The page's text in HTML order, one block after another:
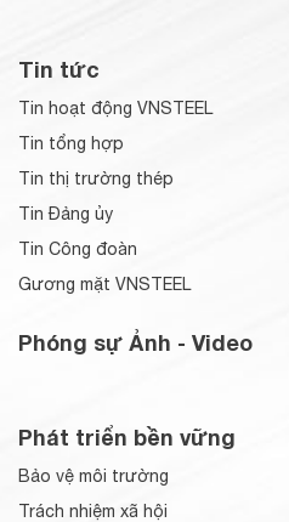
Tin tức
Tin hoạt động VNSTEEL
Tin tổng hợp
Tin thị trường thép
Tin Đảng ủy
Tin Công đoàn
Gương mặt VNSTEEL
Phóng sự Ảnh - Video
Phát triển bền vững
Bảo vệ môi trường
Trách nhiệm xã hội